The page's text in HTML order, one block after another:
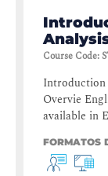
Course Code:
Introduction
Overvie
available in
FORMATOS